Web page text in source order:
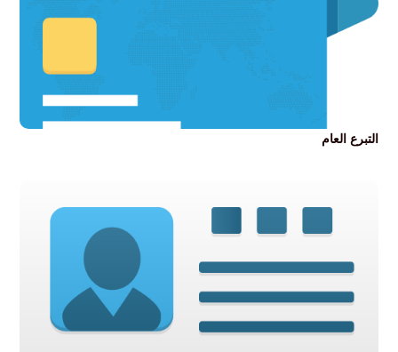
تبرع بما تجود به نفسك الى مستفيدي جمعية خير بالذيبية
التفاصيل
التبرع العام
العضويات
قم بالانضمام الى عضوية جمعية خير بالذيبية
التفاصيل